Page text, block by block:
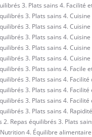
3. Plats sains 4. Facilité
3. Plats sains 4.
3. Plats sains 4.
3. Plats sains 4.
3. Plats sains 4.
3. Plats sains 4.
3. Plats sains 4. Facile
3. Plats sains 4.
3. Plats sains 4.
3. Plats sains 4.
3. Plats sains 4.
Repas équilibrés 3. Plats
4. Équilibre